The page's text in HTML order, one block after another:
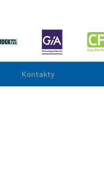
Kontakty